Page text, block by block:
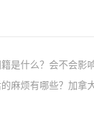
是什么？会不会影
麻烦有哪些？加拿